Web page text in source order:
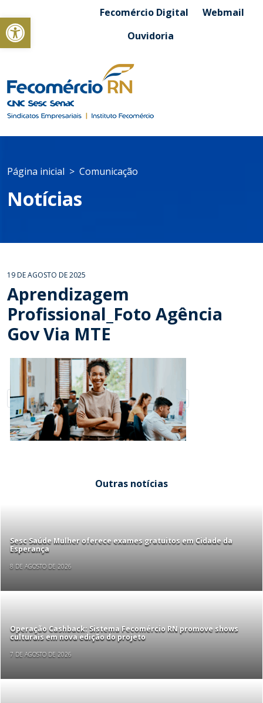
Abrir a barra de ferramentasFecomércio Digital
Webmail
Ouvidoria
Página inicial Comunicação
Notícias
19 DE AGOSTO DE 2025
Aprendizagem
Profissional_Foto Agência
Gov Via MTE
Outras notícias
Sesc Saúde Mulher oferece exames gratuitos em Cidade da
Esperança
8 DE AGOSTO DE 2026
Operação Cashback: Sistema Fecomércio RN promove shows
culturais em nova edição do projeto
7 DE AGOSTO DE 2026